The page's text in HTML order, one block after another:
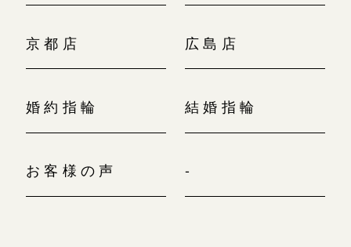
京都店 広島店
婚約指輪 結婚指輪
お客様の声 -